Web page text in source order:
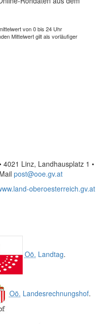
von 0 bis 24 Uhr
Mittelwert gilt als vorläufiger
Linz, Landhausplatz 1 •
post@ooe.gv.at
oberoesterreich.gv.at
Oö. Landtag.
Oö. Landesrechnungshof.